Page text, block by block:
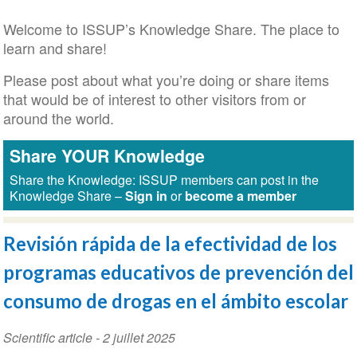
Welcome to ISSUP’s Knowledge Share. The place to
learn and share!
Please post about what you’re doing or share items
that would be of interest to other visitors from or
around the world.
Share YOUR Knowledge
Share the Knowledge: ISSUP members can post in the
Knowledge Share –Sign in orbecome a member
Revisión rápida de la efectividad de los
programas educativos de prevención del
consumo de drogas en el ámbito escolar
Scientific article-2 juillet 2025